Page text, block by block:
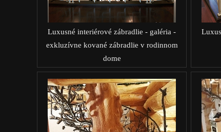
Luxusné interiérové zábradlie - galéria -
exkluzívne kované zábradlie v rodinnom
dome